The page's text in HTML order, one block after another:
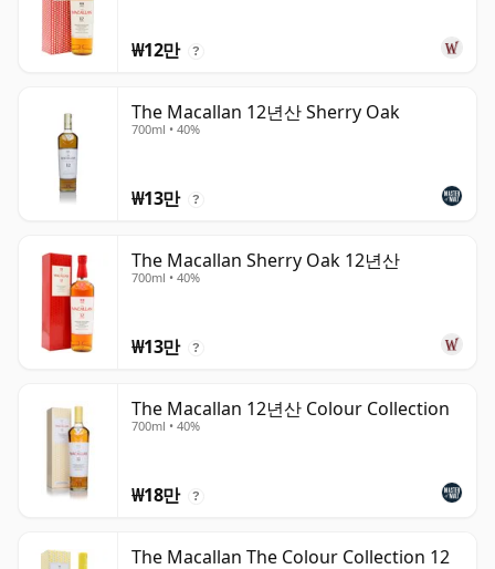
₩12만 ?
The Macallan 12년산 Sherry Oak
700ml • 40%
₩13만 ?
The Macallan Sherry Oak 12년산
700ml • 40%
₩13만 ?
The Macallan 12년산 Colour Collection
700ml • 40%
₩18만 ?
The Macallan The Colour Collection 12